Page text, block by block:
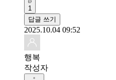
1
답글 쓰기
2025.10.04 09:52
행복
작성자